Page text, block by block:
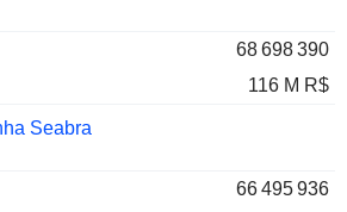
68 698 390
116 M R$
Seabra
66 495 936